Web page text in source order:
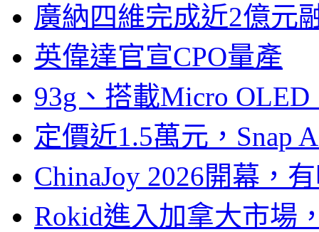
廣納四維完成近2億元
英偉達官宣CPO量產
93g、搭載Micro
定價近1.5萬元，Snap
ChinaJoy 2026開幕，
Rokid進入加拿大市場